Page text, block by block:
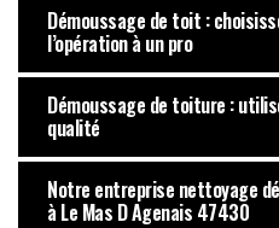
Démoussage de toit :
l’opération à un pro
Démoussage de toiture :
qualité
Notre entreprise nettoyage
à Le Mas D Agenais 47430